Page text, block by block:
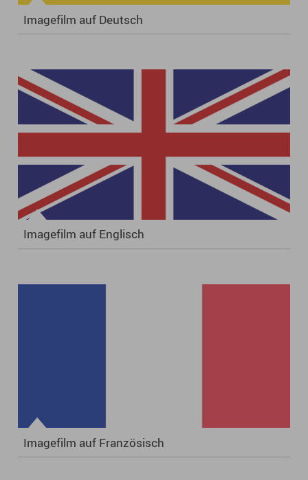
Imagefilm auf Deutsch
Imagefilm auf Englisch
Imagefilm auf Französisch